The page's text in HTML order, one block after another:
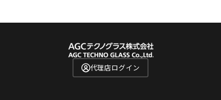
代理店ログイン